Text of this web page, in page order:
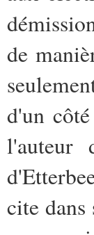
de
d'un
l'auteur
cite dans